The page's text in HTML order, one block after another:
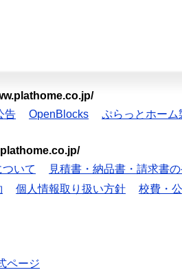
告 OpenBlocks ぷらっとホーム
いて 見積書・納品書・請求書
個人情報取り扱い方針 校費・
ページ